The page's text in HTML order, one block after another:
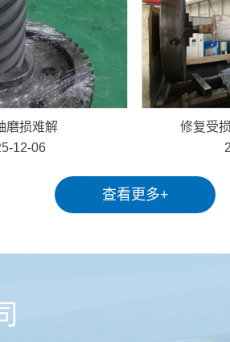
磨损难解
12-06
修复受
查看更多+